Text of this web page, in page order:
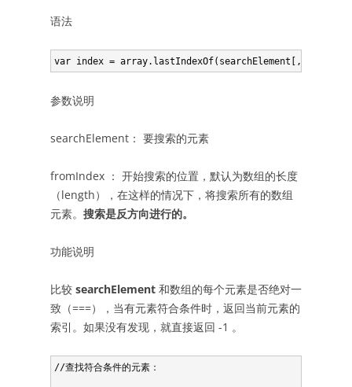
语法
参数说明
searchElement： 要搜索的元素
fromIndex ： 开始搜索的位置，默认为数组的长度
（length），在这样的情况下，将搜索所有的数组
元素。 搜索是反方向进行的。
功能说明
比较 searchElement 和数组的每个元素是否绝对一
致（===），当有元素符合条件时，返回当前元素的
索引。如果没有发现，就直接返回 -1 。
//查找符合条件的元素：